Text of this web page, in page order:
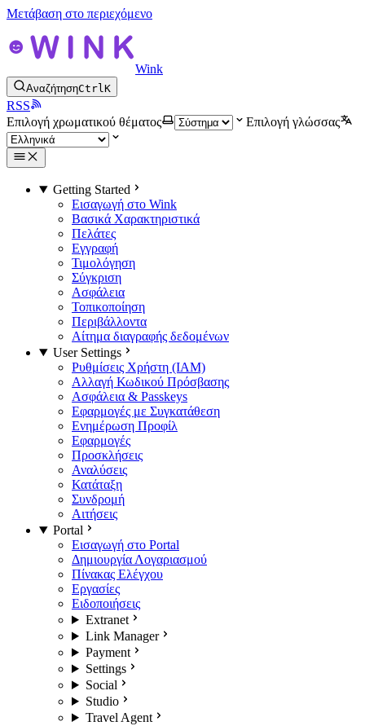
Μετάβαση στο περιεχόμενο
Wink
ΑναζήτησηCtrlK
RSS
Επιλογή χρωματικού θέματος
Επιλογή γλώσσας
Getting Started
Εισαγωγή στο Wink
Βασικά Χαρακτηριστικά
Πελάτες
Εγγραφή
Τιμολόγηση
Σύγκριση
Ασφάλεια
Τοπικοποίηση
Περιβάλλοντα
Αίτημα διαγραφής δεδομένων
User Settings
Ρυθμίσεις Χρήστη (IAM)
Αλλαγή Κωδικού Πρόσβασης
Ασφάλεια & Passkeys
Εφαρμογές με Συγκατάθεση
Ενημέρωση Προφίλ
Εφαρμογές
Προσκλήσεις
Αναλύσεις
Κατάταξη
Συνδρομή
Αιτήσεις
Portal
Εισαγωγή στο Portal
Δημιουργία Λογαριασμού
Πίνακας Ελέγχου
Εργασίες
Ειδοποιήσεις
Extranet
Link Manager
Payment
Settings
Social
Studio
Travel Agent